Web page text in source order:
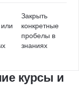
Закрыть
конкретные
пробелы в
знаниях
курсы и